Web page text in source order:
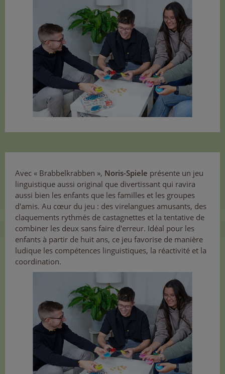
Avec « Brabbelkrabben », Noris-Spiele présente un jeu
linguistique aussi original que divertissant qui ravira
aussi bien les enfants que les familles et les groupes
d'amis. Au cœur du jeu : des virelangues amusants, des
claquements rythmés de castagnettes et la tentative de
combiner les deux sans faire d'erreur. Idéal pour les
enfants à partir de huit ans, ce jeu favorise de manière
ludique les compétences linguistiques, la réactivité et la
coordination.